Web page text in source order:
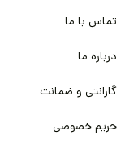
تماس با ما
درباره ما
گارانتی و ضمانت
حریم خصوصی